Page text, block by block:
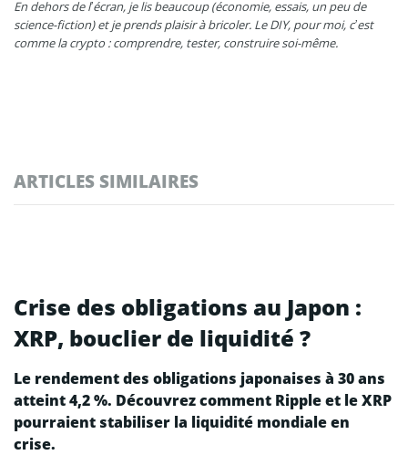
En dehors de l’écran, je lis beaucoup (économie, essais, un peu de
science-fiction) et je prends plaisir à bricoler. Le DIY, pour moi, c’est
comme la crypto : comprendre, tester, construire soi-même.
ARTICLES SIMILAIRES
Crise des obligations au Japon :
XRP, bouclier de liquidité ?
Le rendement des obligations japonaises à 30 ans
atteint 4,2 %. Découvrez comment Ripple et le XRP
pourraient stabiliser la liquidité mondiale en
crise.